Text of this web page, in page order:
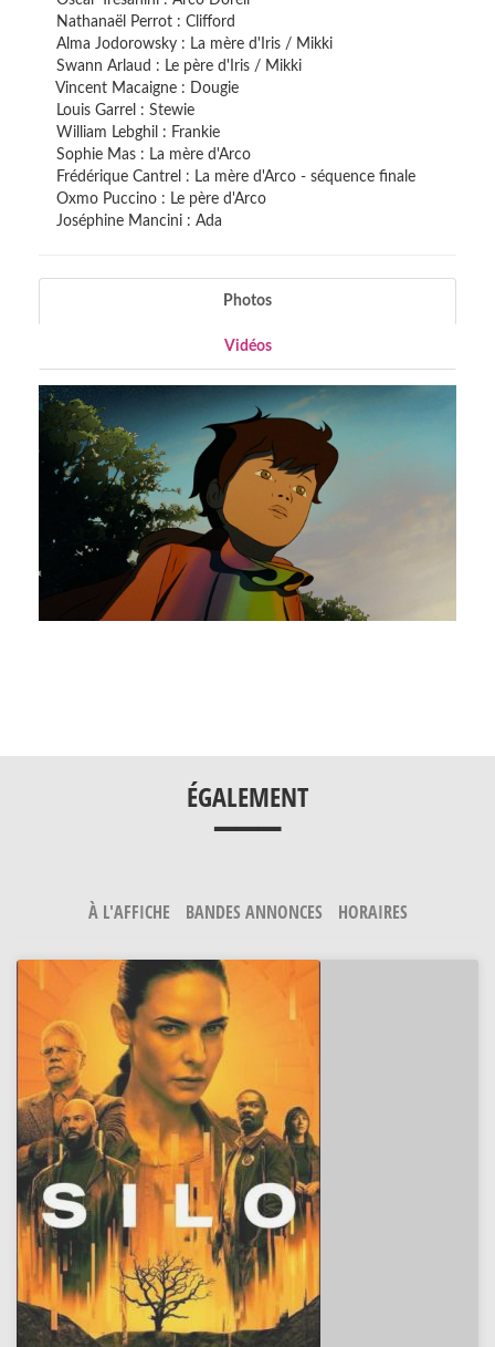
Nathanaël Perrot : Clifford
Alma Jodorowsky : La mère d'Iris / Mikki
Swann Arlaud : Le père d'Iris / Mikki
Vincent Macaigne : Dougie
Louis Garrel : Stewie
William Lebghil : Frankie
Sophie Mas : La mère d'Arco
Frédérique Cantrel : La mère d'Arco - séquence finale
Oxmo Puccino : Le père d'Arco
Joséphine Mancini : Ada
Photos
Vidéos
ÉGALEMENT
___
À L'AFFICHE BANDES ANNONCES HORAIRES